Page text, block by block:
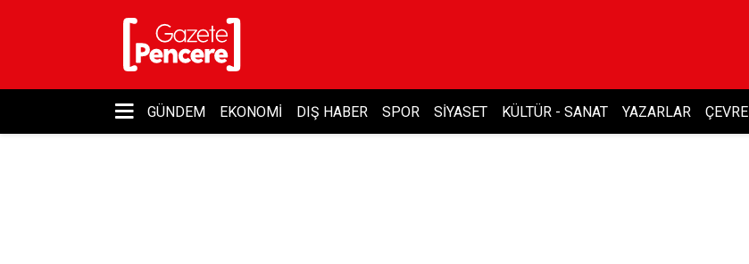
GÜNDEM EKONOMI DIŞ HABER SPOR SIYASET KÜLTÜR - SANAT YAZARLAR ÇEVRE